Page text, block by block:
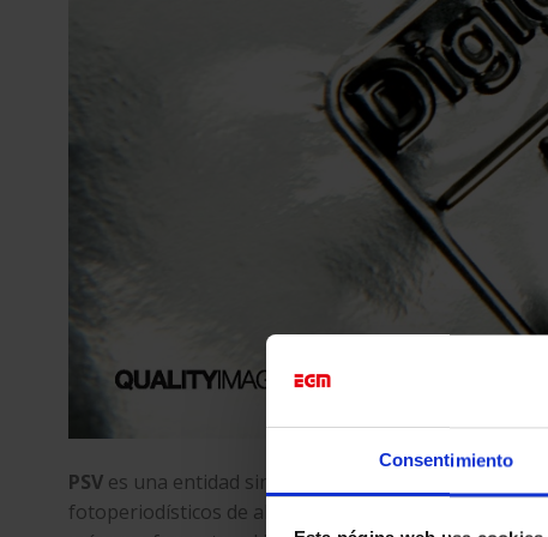
Consentimiento
PSV es una entidad sin ánimo de lucro que gestiona
fotoperiodísticos de alta calidad con los objetivos de